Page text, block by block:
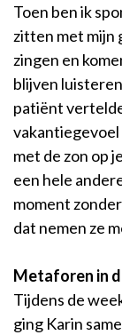
Toen ben ik
zitten met mijn
zingen en
blijven
patiënt
met de zon op
een hele
moment
dat nemen ze
Metaforen in
Tijdens de
ging Karin